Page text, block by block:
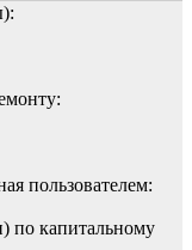
пользователем:
по капитальному